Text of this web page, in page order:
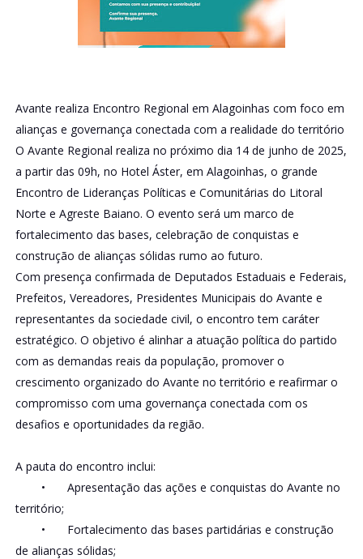
Avante realiza Encontro Regional em Alagoinhas com foco em
alianças e governança conectada com a realidade do território
O Avante Regional realiza no próximo dia 14 de junho de 2025,
a partir das 09h, no Hotel Áster, em Alagoinhas, o grande
Encontro de Lideranças Políticas e Comunitárias do Litoral
Norte e Agreste Baiano. O evento será um marco de
fortalecimento das bases, celebração de conquistas e
construção de alianças sólidas rumo ao futuro.
Com presença confirmada de Deputados Estaduais e Federais,
Prefeitos, Vereadores, Presidentes Municipais do Avante e
representantes da sociedade civil, o encontro tem caráter
estratégico. O objetivo é alinhar a atuação política do partido
com as demandas reais da população, promover o
crescimento organizado do Avante no território e reafirmar o
compromisso com uma governança conectada com os
desafios e oportunidades da região.
A pauta do encontro inclui:
•
Apresentação das ações e conquistas do Avante no
território;
•
Fortalecimento das bases partidárias e construção
de alianças sólidas;